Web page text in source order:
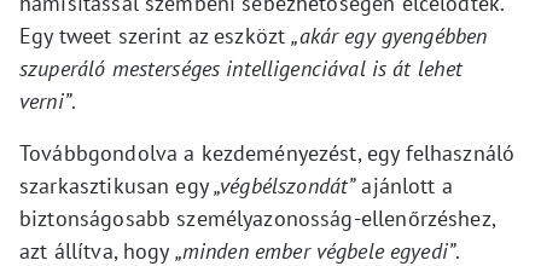
Egy tweet szerint az eszközt„akár egy gyengébben
szuperáló mesterséges intelligenciával is át lehet
verni”.
Továbbgondolva a kezdeményezést, egy felhasználó
szarkasztikusan egy„végbélszondát”ajánlott a
biztonságosabb személyazonosság-ellenőrzéshez,
azt állítva, hogy „minden ember végbele egyedi”.